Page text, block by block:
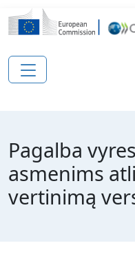
Pereiti į pagrindinį turinį
Pagalba
asmenims
vertinimą